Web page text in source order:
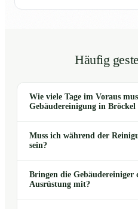
Häufig
Wie viele Tage im Voraus
Gebäudereinigung in Bröckel
Muss ich während der
sein?
Bringen die Gebäudereiniger
Ausrüstung mit?